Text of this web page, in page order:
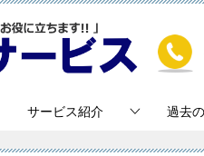
サービス紹介 過去